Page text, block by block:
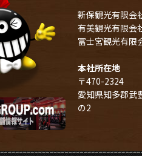
新保観光有限会
有美観光有限会
冨士宮観光有限
本社所在地
〒470-2324
愛知県知多郡武
の2